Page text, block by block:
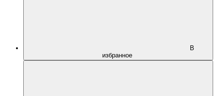
В
избранное